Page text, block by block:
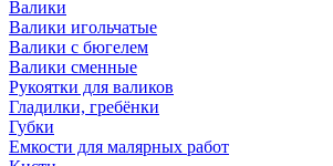
Валики
Валики игольчатые
Валики с бюгелем
Валики сменные
Рукоятки для валиков
Гладилки, гребёнки
Губки
Емкости для малярных работ